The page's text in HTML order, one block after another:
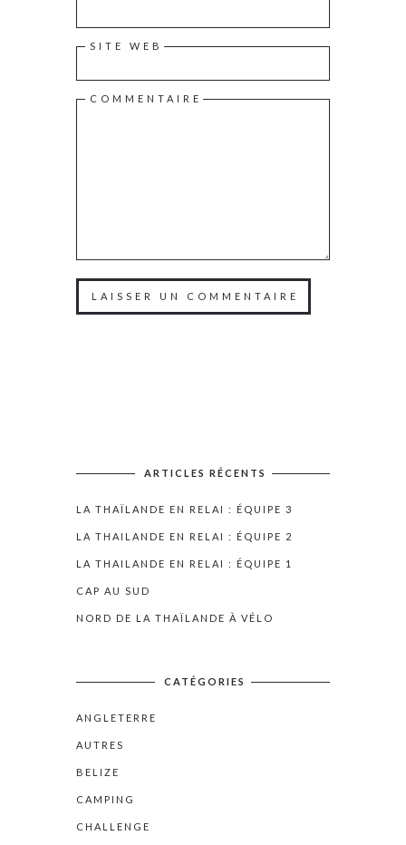
SITE WEB
COMMENTAIRE
ARTICLES RÉCENTS
LA THAÏLANDE EN RELAI : ÉQUIPE 3
LA THAILANDE EN RELAI : ÉQUIPE 2
LA THAILANDE EN RELAI : ÉQUIPE 1
CAP AU SUD
NORD DE LA THAÏLANDE À VÉLO
CATÉGORIES
ANGLETERRE
AUTRES
BELIZE
CAMPING
CHALLENGE